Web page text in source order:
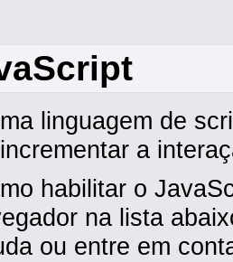
linguagem de
a
habilitar o
na lista
ou entre em